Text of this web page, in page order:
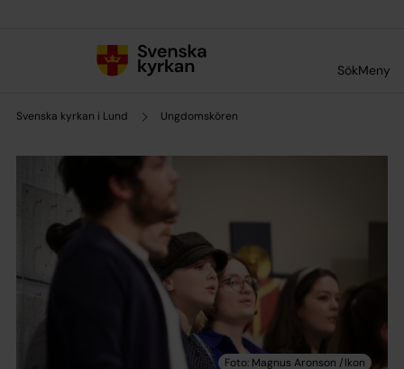
SökMeny
Svenska kyrkan i Lund Ungdomskören